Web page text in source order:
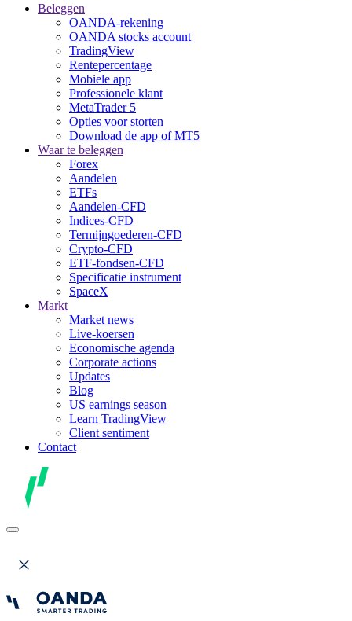
Beleggen
OANDA-rekening
OANDA stocks account
TradingView
Rentepercentage
Mobiele app
Professionele klant
MetaTrader 5
Opties voor storten
Download de app of MT5
Waar te beleggen
Forex
Aandelen
ETFs
Aandelen-CFD
Indices-CFD
Termijngoederen-CFD
Crypto-CFD
ETF-fondsen-CFD
Specificatie instrument
SpaceX
Markt
Market news
Live-koersen
Economische agenda
Corporate actions
Updates
Blog
US earnings season
Learn TradingView
Client sentiment
Contact